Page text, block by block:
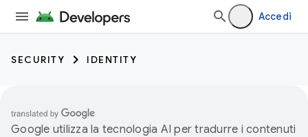
Accedi
SECURITY IDENTITY
Google utilizza la tecnologia AI per tradurre i contenuti